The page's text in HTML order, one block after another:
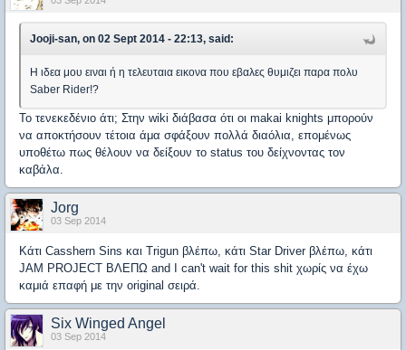
Jooji-san, on 02 Sept 2014 - 22:13, said:
Η ιδεα μου ειναι ή η τελευταια εικονα που εβαλες θυμιζει παρα πολυ
Saber Rider!?
To τενεκεδένιο άτι; Στην wiki διάβασα ότι οι makai knights μπορούν
να αποκτήσουν τέτοια άμα σφάξουν πολλά διαόλια, επομένως
υποθέτω πως θέλουν να δείξουν το status του δείχνοντας τον
καβάλα.
Jorg
03 Sep 2014
Κάτι Casshern Sins και Trigun βλέπω, κάτι Star Driver βλέπω, κάτι
JAM PROJECT ΒΛΕΠΩ and I can't wait for this shit χωρίς να έχω
καμιά επαφή με την original σειρά.
Six Winged Angel
03 Sep 2014